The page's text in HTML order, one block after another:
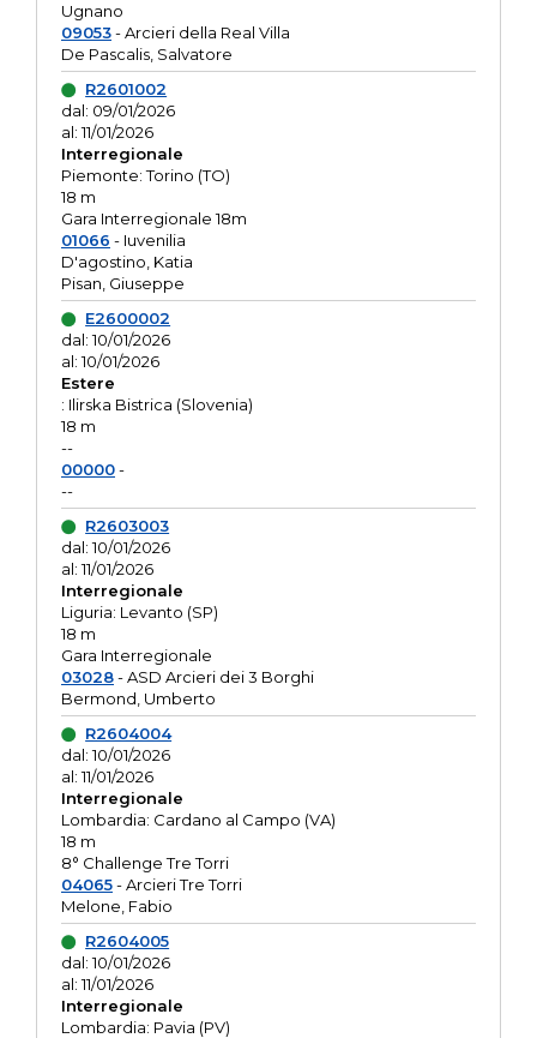
Ugnano
09053- Arcieri della Real Villa
De Pascalis, Salvatore
R2601002
dal: 09/01/2026
al: 11/01/2026
Interregionale
Piemonte: Torino (TO)
18 m
Gara Interregionale 18m
01066 - Iuvenilia
D'agostino, Katia
Pisan, Giuseppe
E2600002
dal: 10/01/2026
al: 10/01/2026
Estere
: Ilirska Bistrica (Slovenia)
18 m
--
00000-
--
R2603003
dal: 10/01/2026
al: 11/01/2026
Interregionale
Liguria: Levanto (SP)
18 m
Gara Interregionale
03028- ASD Arcieri dei 3 Borghi
Bermond, Umberto
R2604004
dal: 10/01/2026
al: 11/01/2026
Interregionale
Lombardia: Cardano al Campo (VA)
18 m
8° Challenge Tre Torri
04065- Arcieri Tre Torri
Melone, Fabio
R2604005
dal: 10/01/2026
al: 11/01/2026
Interregionale
Lombardia: Pavia (PV)